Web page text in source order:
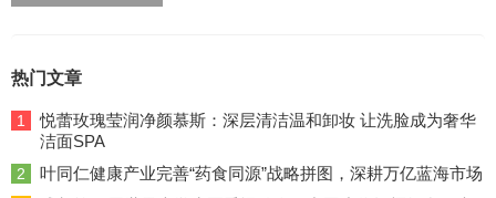
热门文章
1
悦蕾玫瑰莹润净颜慕斯：深层清洁温和卸妆 让洗脸成为奢华
洁面SPA
2 叶同仁健康产业完善“药食同源”战略拼图，深耕万亿蓝海市场